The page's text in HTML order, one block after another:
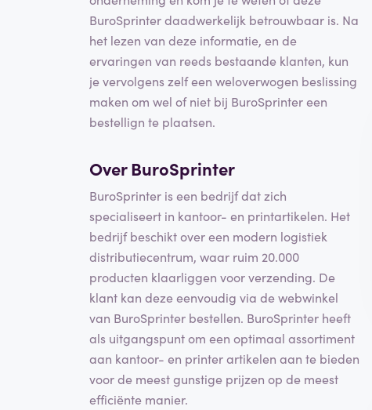
BuroSprinter daadwerkelijk betrouwbaar is. Na
het lezen van deze informatie, en de
ervaringen van reeds bestaande klanten, kun
je vervolgens zelf een weloverwogen beslissing
maken om wel of niet bij BuroSprinter een
bestellign te plaatsen.
Over BuroSprinter
BuroSprinter is een bedrijf dat zich
specialiseert in kantoor- en printartikelen. Het
bedrijf beschikt over een modern logistiek
distributiecentrum, waar ruim 20.000
producten klaarliggen voor verzending. De
klant kan deze eenvoudig via de webwinkel
van BuroSprinter bestellen. BuroSprinter heeft
als uitgangspunt om een optimaal assortiment
aan kantoor- en printer artikelen aan te bieden
voor de meest gunstige prijzen op de meest
efficiënte manier.